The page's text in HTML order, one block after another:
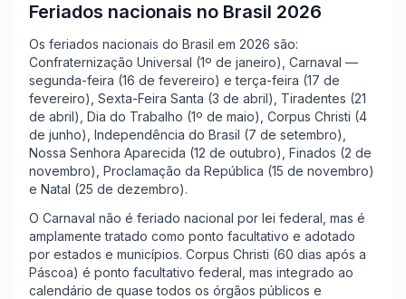
Feriados nacionais no Brasil 2026
Os feriados nacionais do Brasil em 2026 são:
Confraternização Universal (1º de janeiro), Carnaval —
segunda-feira (16 de fevereiro) e terça-feira (17 de
fevereiro), Sexta-Feira Santa (3 de abril), Tiradentes (21
de abril), Dia do Trabalho (1º de maio), Corpus Christi (4
de junho), Independência do Brasil (7 de setembro),
Nossa Senhora Aparecida (12 de outubro), Finados (2 de
novembro), Proclamação da República (15 de novembro)
e Natal (25 de dezembro).
O Carnaval não é feriado nacional por lei federal, mas é
amplamente tratado como ponto facultativo e adotado
por estados e municípios. Corpus Christi (60 dias após a
Páscoa) é ponto facultativo federal, mas integrado ao
calendário de quase todos os órgãos públicos e